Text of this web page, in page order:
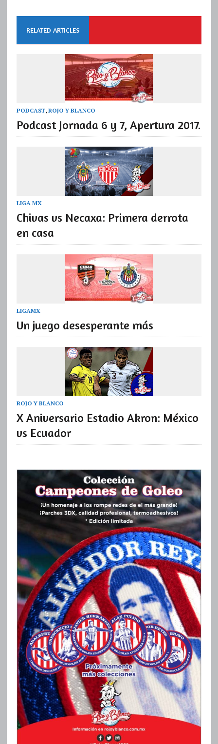
RELATED ARTICLES
PODCAST, ROJO Y BLANCO
Podcast Jornada 6 y 7, Apertura 2017.
LIGA MX
Chivas vs Necaxa: Primera derrota
en casa
LIGAMX
Un juego desesperante más
ROJO Y BLANCO
X Aniversario Estadio Akron: México
vs Ecuador